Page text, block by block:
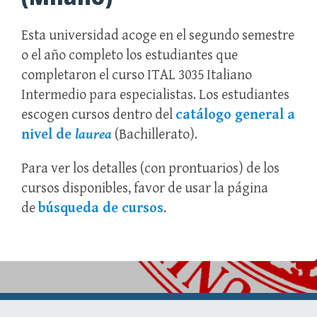
Esta universidad acoge en el segundo semestre
o el año completo los estudiantes que
completaron el curso ITAL 3035 Italiano
Intermedio para especialistas. Los estudiantes
escogen cursos dentro del catálogo general a
nivel de laurea (Bachillerato).
Para ver los detalles (con prontuarios) de los
cursos disponibles, favor de usar la página
de búsqueda de cursos.